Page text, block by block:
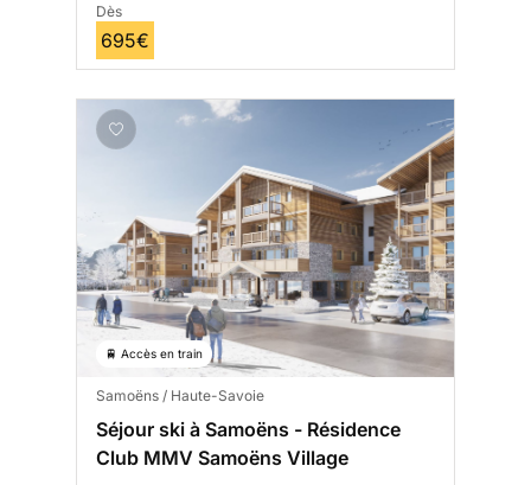
Dès
695€
🚆 Accès en train
Samoëns / Haute-Savoie
Séjour ski à Samoëns - Résidence
Club MMV Samoëns Village